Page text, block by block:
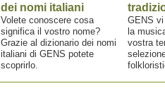
dei nomi italiani
Volete conoscere cosa
significa il vostro nome?
Grazie al dizionario dei nomi
italiani di GENS potete
scoprirlo.
GENS
la
vostra